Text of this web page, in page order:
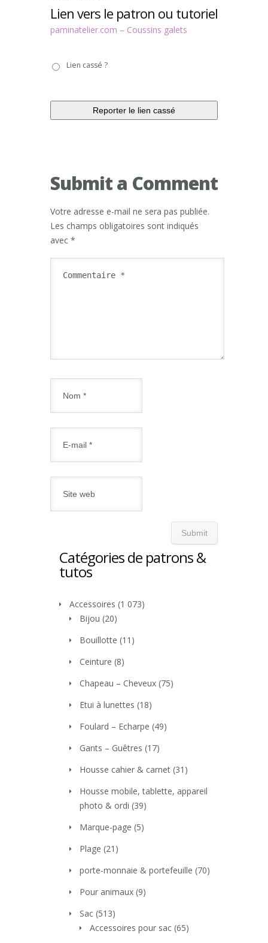
Lien vers le patron ou tutoriel
paminatelier.com – Coussins galets
casséLien cassé ?
Submit a Comment
Votre adresse e-mail ne sera pas publiée.
Les champs obligatoires sont indiqués
avec *
Catégories de patrons &
tutos
Accessoires (1 073)
Bijou (20)
Bouillotte (11)
Ceinture (8)
Chapeau – Cheveux (75)
Etui à lunettes (18)
Foulard – Echarpe (49)
Gants – Guêtres (17)
Housse cahier & carnet (31)
Housse mobile, tablette, appareil
photo & ordi (39)
Marque-page (5)
Plage (21)
porte-monnaie & portefeuille (70)
Pour animaux (9)
Sac (513)
Accessoires pour sac (65)